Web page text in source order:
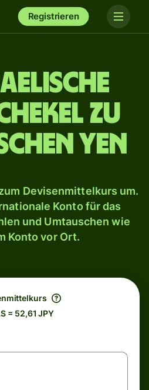
Registrieren
zu
Yen
Devisenmittelkurs um.
Konto für das
und Umtauschen wie
Konto vor Ort.
= 52,61 JPY